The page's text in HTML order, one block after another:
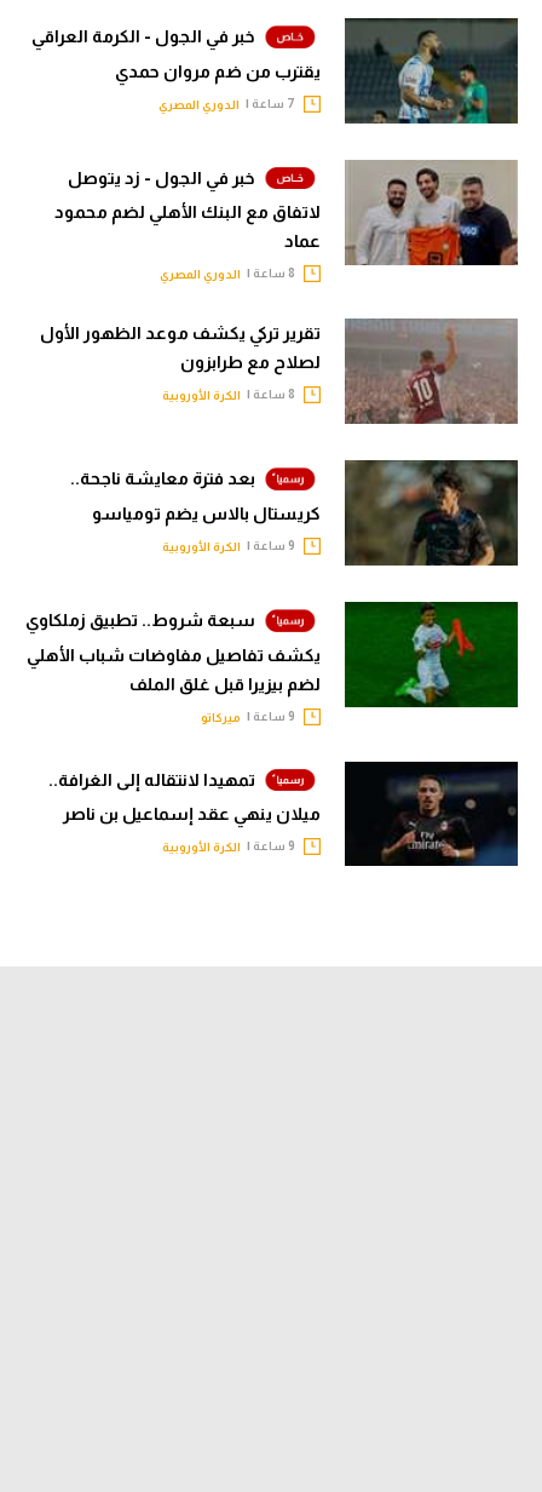
خبر في الجول - الكرمة العراقي
يقترب من ضم مروان حمدي
الدوري المصري
خبر في الجول - زد يتوصل
لاتفاق مع البنك الأهلي لضم محمود
عماد
الدوري المصري
تقرير تركي يكشف موعد الظهور الأول
لصلاح مع طرابزون
الكرة الأوروبية
بعد فترة معايشة ناجحة..
كريستال بالاس يضم تومياسو
الكرة الأوروبية
سبعة شروط.. تطبيق زملكاوي
يكشف تفاصيل مفاوضات شباب الأهلي
لضم بيزيرا قبل غلق الملف
ميركاتو
تمهيدا لانتقاله إلى الغرافة..
ميلان ينهي عقد إسماعيل بن ناصر
الكرة الأوروبية